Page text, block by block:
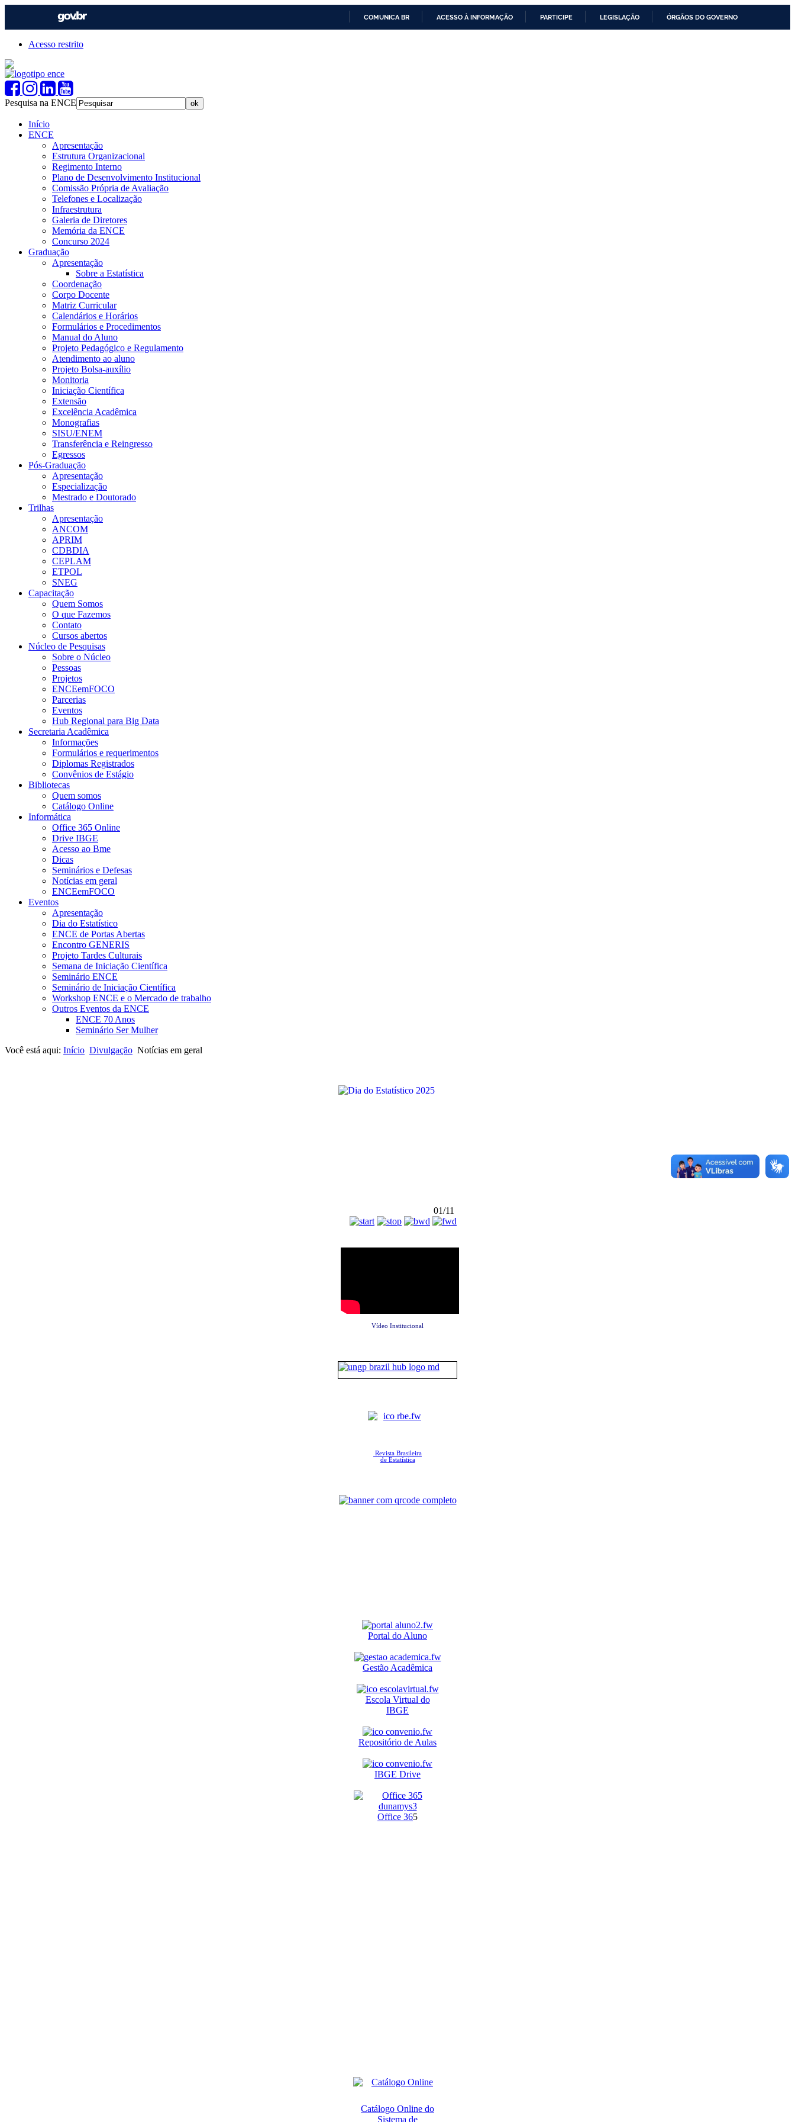
COMUNICA BR ACESSO À INFORMAÇÃO PARTICIPE LEGISLAÇÃO ÓRGÃOS DO GOVERNO
Acesso restrito
Pesquisa na ENCE
Início
ENCE
Apresentação
Estrutura Organizacional
Regimento Interno
Plano de Desenvolvimento Institucional
Comissão Própria de Avaliação
Telefones e Localização
Infraestrutura
Galeria de Diretores
Memória da ENCE
Concurso 2024
Graduação
Apresentação
Sobre a Estatística
Coordenação
Corpo Docente
Matriz Curricular
Calendários e Horários
Formulários e Procedimentos
Manual do Aluno
Projeto Pedagógico e Regulamento
Atendimento ao aluno
Projeto Bolsa-auxílio
Monitoria
Iniciação Científica
Extensão
Excelência Acadêmica
Monografias
SISU/ENEM
Transferência e Reingresso
Egressos
Pós-Graduação
Apresentação
Especialização
Mestrado e Doutorado
Trilhas
Apresentação
ANCOM
APRIM
CDBDIA
CEPLAM
ETPOL
SNEG
Capacitação
Quem Somos
O que Fazemos
Contato
Cursos abertos
Núcleo de Pesquisas
Sobre o Núcleo
Pessoas
Projetos
ENCEemFOCO
Parcerias
Eventos
Hub Regional para Big Data
Secretaria Acadêmica
Informações
Formulários e requerimentos
Diplomas Registrados
Convênios de Estágio
Bibliotecas
Quem somos
Catálogo Online
Informática
Office 365 Online
Drive IBGE
Acesso ao Bme
Dicas
Seminários e Defesas
Notícias em geral
ENCEemFOCO
Eventos
Apresentação
Dia do Estatístico
ENCE de Portas Abertas
Encontro GENERIS
Projeto Tardes Culturais
Semana de Iniciação Científica
Seminário ENCE
Seminário de Iniciação Científica
Workshop ENCE e o Mercado de trabalho
Outros Eventos da ENCE
ENCE 70 Anos
Seminário Ser Mulher
Você está aqui: Início Divulgação Notícias em geral
01/11
Vídeo Institucional
Revista Brasileira
de Estatística
Portal do Aluno
Gestão Acadêmica
Escola Virtual do
IBGE
Repositório de Aulas
IBGE Drive
Office 365
Catálogo Online do
Sistema de